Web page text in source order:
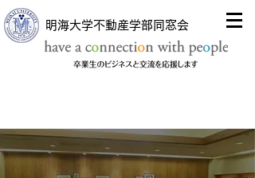
明海大学不動産学部同窓会